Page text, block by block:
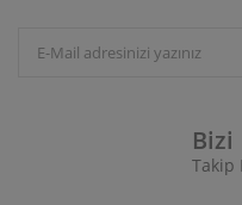
Ürün bilgilerinde
Bizi
Takip